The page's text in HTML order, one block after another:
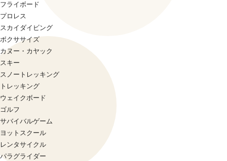
フライボード
プロレス
スカイダイビング
ボクササイズ
カヌー・カヤック
スキー
スノートレッキング
トレッキング
ウェイクボード
ゴルフ
サバイバルゲーム
ヨットスクール
レンタサイクル
パラグライダー